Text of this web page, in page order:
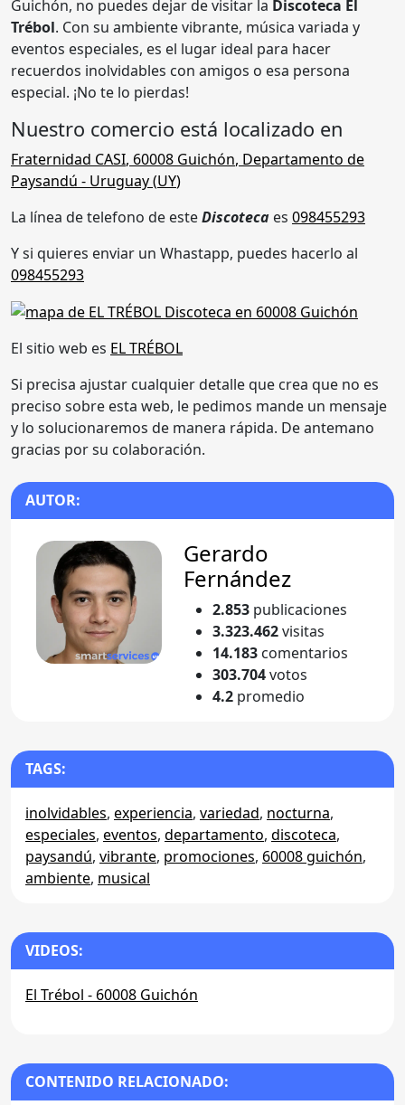
Guichón, no puedes dejar de visitar la Discoteca El
Trébol. Con su ambiente vibrante, música variada y
eventos especiales, es el lugar ideal para hacer
recuerdos inolvidables con amigos o esa persona
especial. ¡No te lo pierdas!
Nuestro comercio está localizado en
Fraternidad CASI, 60008 Guichón, Departamento de
Paysandú - Uruguay (UY)
La línea de telefono de esteDiscoteca es 098455293
Y si quieres enviar un Whastapp, puedes hacerlo al
098455293
El sitio web es EL TRÉBOL
Si precisa ajustar cualquier detalle que crea que no es
preciso sobre esta web, le pedimos mande un mensaje
y lo solucionaremos de manera rápida. De antemano
gracias por su colaboración.
AUTOR:
Gerardo
Fernández
2.853 publicaciones
3.323.462visitas
14.183 comentarios
303.704votos
4.2 promedio
TAGS:
inolvidables, experiencia, variedad, nocturna,
especiales, eventos, departamento, discoteca,
paysandú, vibrante, promociones, 60008 guichón,
ambiente, musical
VIDEOS:
El Trébol - 60008 Guichón
CONTENIDO RELACIONADO: